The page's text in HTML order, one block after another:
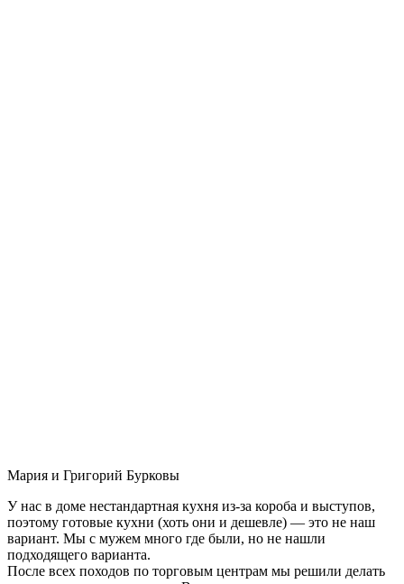
Мария и Григорий Бурковы
У нас в доме нестандартная кухня из-за короба и выступов,
поэтому готовые кухни (хоть они и дешевле) — это не наш
вариант. Мы с мужем много где были, но не нашли
подходящего варианта.
После всех походов по торговым центрам мы решили делать